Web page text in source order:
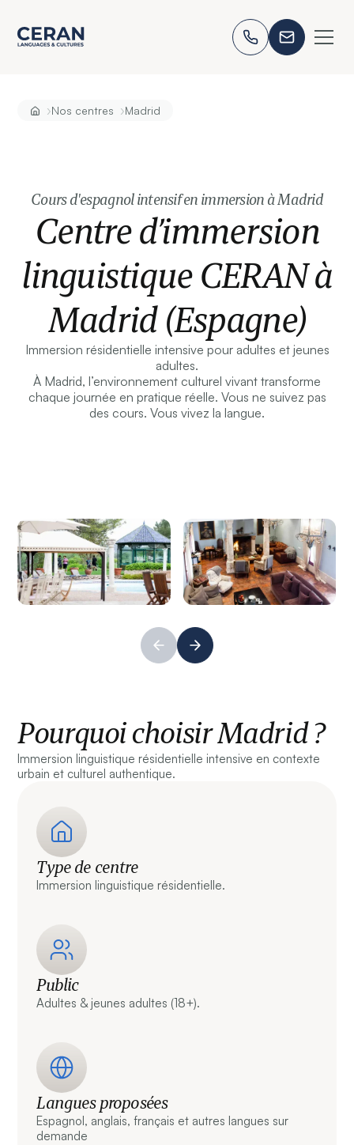
›Nos centres ›Madrid
Cours d'espagnol intensif en immersion à Madrid
Centre d’immersion
linguistique CERAN à
Madrid (Espagne)
Immersion résidentielle intensive pour adultes et jeunes
adultes.
À Madrid, l’environnement culturel vivant transforme
chaque journée en pratique réelle. Vous ne suivez pas
des cours. Vous vivez la langue.
Pourquoi choisir Madrid ?
Immersion linguistique résidentielle intensive en contexte
urbain et culturel authentique.
Type de centre
Immersion linguistique résidentielle.
Public
Adultes & jeunes adultes (18+).
Langues proposées
Espagnol, anglais, français et autres langues sur
demande